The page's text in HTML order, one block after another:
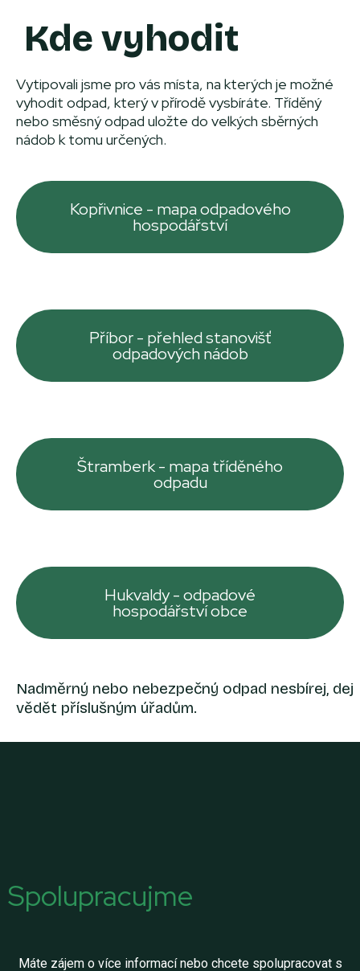
Kde vyhodit
Vytipovali jsme pro vás místa, na kterých je možné
vyhodit odpad, který v přírodě vysbíráte. Tříděný
nebo směsný odpad uložte do velkých sběrných
nádob k tomu určených.
Kopřivnice - mapa odpadového
hospodářství
Příbor - přehled stanovišť
odpadových nádob
Štramberk - mapa tříděného
odpadu
Hukvaldy - odpadové
hospodářství obce
Nadměrný nebo nebezpečný odpad nesbírej, dej
vědět příslušným úřadům.
Spolupracujme
Máte zájem o více informací nebo chcete spolupracovat s